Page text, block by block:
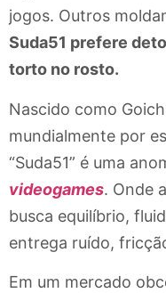
jogos. Outros
Suda51 prefere
torto no rosto.
Nascido como
mundialmente por
“Suda51” é uma
videogames. Onde
busca equilíbrio,
entrega ruído,
Em um mercado